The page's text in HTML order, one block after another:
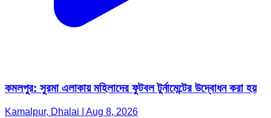
কমলপুর: সুরমা এলাকায় মহিলাদের ফুটবল টুর্নামেন্টের উদ্বোধন করা হয়
Kamalpur, Dhalai | Aug 8, 2026